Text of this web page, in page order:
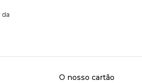
da
O nosso cartão